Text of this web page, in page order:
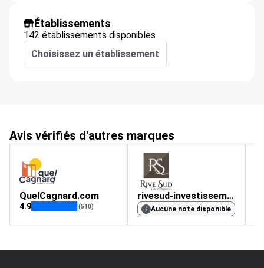
Établissements
142 établissements disponibles
Choisissez un établissement
Avis vérifiés d'autres marques
QuelCagnard.com
4.9 (510)
rivesud-investissements.com
Aucune note disponible